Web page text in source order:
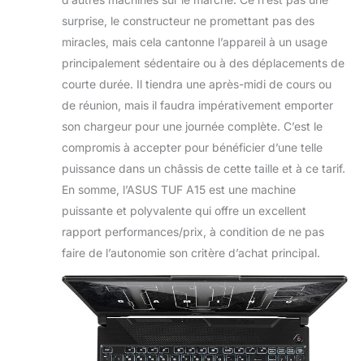
surprise, le constructeur ne promettant pas des
miracles, mais cela cantonne l’appareil à un usage
principalement sédentaire ou à des déplacements de
courte durée. Il tiendra une après-midi de cours ou
de réunion, mais il faudra impérativement emporter
son chargeur pour une journée complète. C’est le
compromis à accepter pour bénéficier d’une telle
puissance dans un châssis de cette taille et à ce tarif.
En somme, l’ASUS TUF A15 est une machine
puissante et polyvalente qui offre un excellent
rapport performances/prix, à condition de ne pas
faire de l’autonomie son critère d’achat principal.